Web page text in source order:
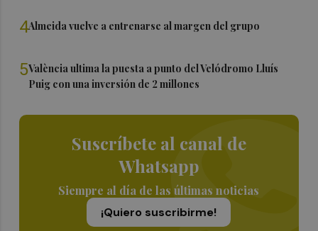
4Almeida vuelve a entrenarse al margen del grupo
5València ultima la puesta a punto del Velódromo Lluís
Puig con una inversión de 2 millones
Suscríbete al canal de
Whatsapp
Siempre al día de las últimas noticias
¡Quiero suscribirme!